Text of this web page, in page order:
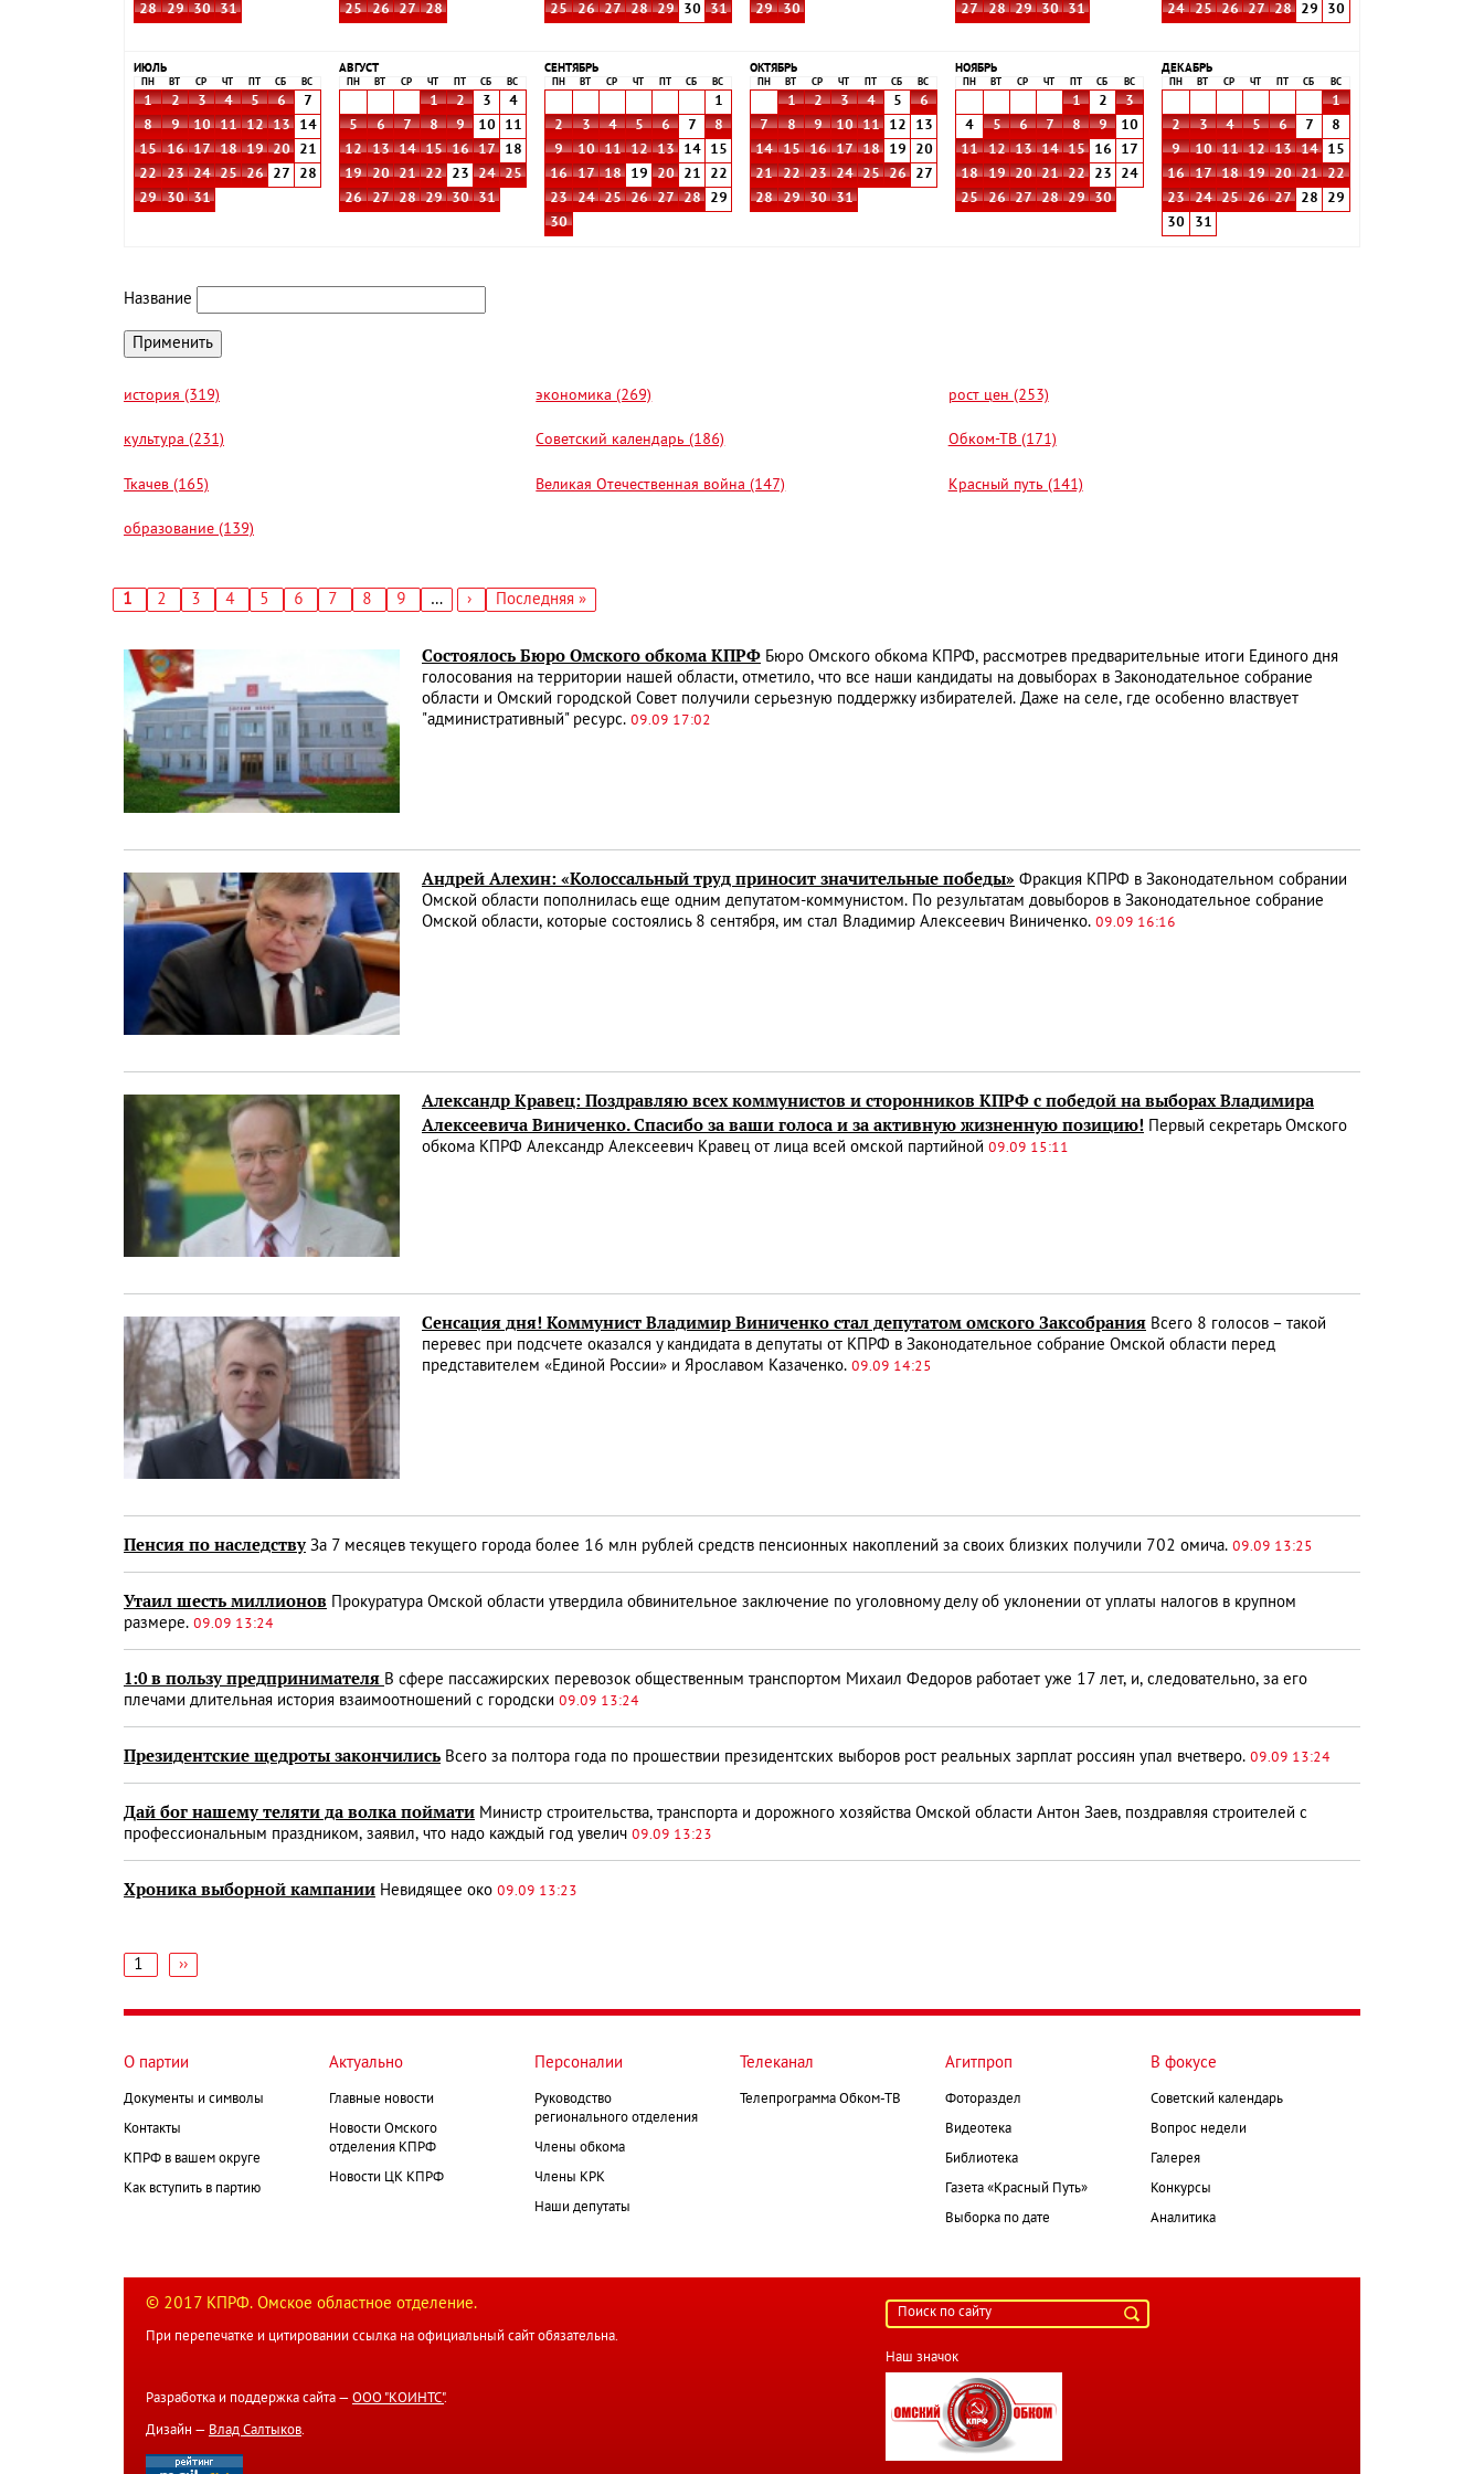
28
29 30 31
25
26 27 28
25
26 27 28 29 30 31
29
30
27
28 29 30 31
24
25 26 27 28 29 30
ИЮЛЬ
ПН ВТ СР ЧТ СБ ВС
1 2 3 4 5 6
7
8
9 10 11 12 13
14
15
16 17 18 19 20
21
22
23 24 25 26 27
28
29
30 31
АВГУСТ
ПН ВТ СР ЧТ СБ ВС
1 2 3
4
5
6 7 8 9 10
11
12
13 14 15 16 17
18
19
20 21 22 23 24
25
26
27 28 29 30 31
СЕНТЯБРЬ
ПН ВТ СР ЧТ СБ ВС
1
2
3 4 5 6 7
8
9
10 11 12 13 14
15
16
17 18 19 20 21
22
23
24 25 26 27 28
29
30
ОКТЯБРЬ
ПН ВТ СР ЧТ СБ ВС
1 2 3 4 5
6
7
8 9 10 11 12
13
14
15 16 17 18 19
20
21
22 23 24 25 26
27
28
29 30 31
НОЯБРЬ
ПН ВТ СР ЧТ СБ ВС
1 2
3
4
5 6 7 8 9
10
11
12 13 14 15 16
17
18
19 20 21 22 23
24
25
26 27 28 29 30
ДЕКАБРЬ
ПН ВТ СР ЧТ СБ ВС
1
2
3 4 5 6 7
8
9
10 11 12 13 14
15
16
17 18 19 20 21
22
23
24 25 26 27 28
29
30
31
Название
история (319) экономика (269) рост цен (253)
культура (231) Советский календарь (186) Обком-ТВ (171)
Ткачев (165) Великая Отечественная война (147) Красный путь (141)
образование (139)
Текущая
1 Страница
2 Страница
3 Страница
4 Страница
5 Страница
6 Страница
7 Страница
8 Страница
9 …
Следующая
›
Последняя
Последняя »
Состоялось Бюро Омского обкома КПРФ Бюро Омского обкома КПРФ, рассмотрев предварительные итоги Единого дня
голосования на территории нашей области, отметило, что все наши кандидаты на довыборах в Законодательное собрание
области и Омский городской Совет получили серьезную поддержку избирателей. Даже на селе, где особенно властвует
"административный" ресурс. 09.09 17:02
Андрей Алехин: «Колоссальный труд приносит значительные победы» Фракция КПРФ в Законодательном собрании
Омской области пополнилась еще одним депутатом-коммунистом. По результатам довыборов в Законодательное собрание
Омской области, которые состоялись 8 сентября, им стал Владимир Алексеевич Виниченко. 09.09 16:16
Александр Кравец: Поздравляю всех коммунистов и сторонников КПРФ с победой на выборах Владимира
Алексеевича Виниченко. Спасибо за ваши голоса и за активную жизненную позицию! Первый секретарь Омского
обкома КПРФ Александр Алексеевич Кравец от лица всей омской партийной 09.09 15:11
Сенсация дня! Коммунист Владимир Виниченко стал депутатом омского Заксобрания Всего 8 голосов – такой
перевес при подсчете оказался у кандидата в депутаты от КПРФ в Законодательное собрание Омской области перед
представителем «Единой России» и Ярославом Казаченко. 09.09 14:25
Пенсия по наследствуЗа 7 месяцев текущего города более 16 млн рублей средств пенсионных накоплений за своих близких получили 702 омича. 09.09 13:25
Утаил шесть миллионов Прокуратура Омской области утвердила обвинительное заключение по уголовному делу об уклонении от уплаты налогов в крупном
размере. 09.09 13:24
1:0 в пользу предпринимателя В сфере пассажирских перевозок общественным транспортом Михаил Федоров работает уже 17 лет, и, следовательно, за его
плечами длительная история взаимоотношений с городски 09.09 13:24
Президентские щедроты закончились Всего за полтора года по прошествии президентских выборов рост реальных зарплат россиян упал вчетверо. 09.09 13:24
Дай бог нашему теляти да волка поймати Министр строительства, транспорта и дорожного хозяйства Омской области Антон Заев, поздравляя строителей с
профессиональным праздником, заявил, что надо каждый год увелич 09.09 13:23
Хроника выборной кампании Невидящее око 09.09 13:23
страниц
1
Следующая
››
О партии
Документы и символы
Контакты
КПРФ в вашем округе
Как вступить в партию
Актуально
Главные новости
Новости Омского
отделения КПРФ
Новости ЦК КПРФ
Персоналии
Руководство
регионального отделения
Члены обкома
Члены КРК
Наши депутаты
Телеканал
Телепрограмма Обком-ТВ
Агитпроп
Фотораздел
Видеотека
Библиотека
Газета «Красный Путь»
Выборка по дате
В фокусе
Советский календарь
Вопрос недели
Галерея
Конкурсы
Аналитика
© 2017 КПРФ. Омское областное отделение.
При перепечатке и цитировании ссылка на официальный сайт обязательна.
Разработка и поддержка сайта — ООО "КОИНТС".
Дизайн — Влад Салтыков.
Наш значок